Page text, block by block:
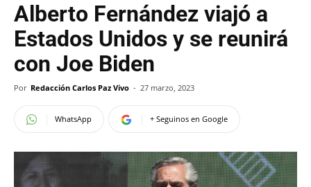
Alberto Fernández viajó a
Estados Unidos y se reunirá
con Joe Biden
Por Redacción Carlos Paz Vivo - 27 marzo, 2023
WhatsApp + Seguinos en Google